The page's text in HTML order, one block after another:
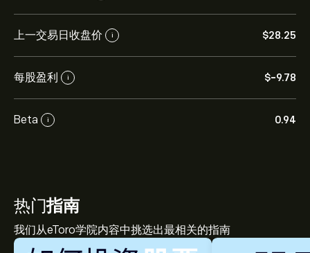
上一交易日收盘价 i ‎$‎28.25
每股盈利 i ‎$‎-9.78
Beta i 0.94
热门指南
我们从eToro学院内容中挑选出最相关的指南